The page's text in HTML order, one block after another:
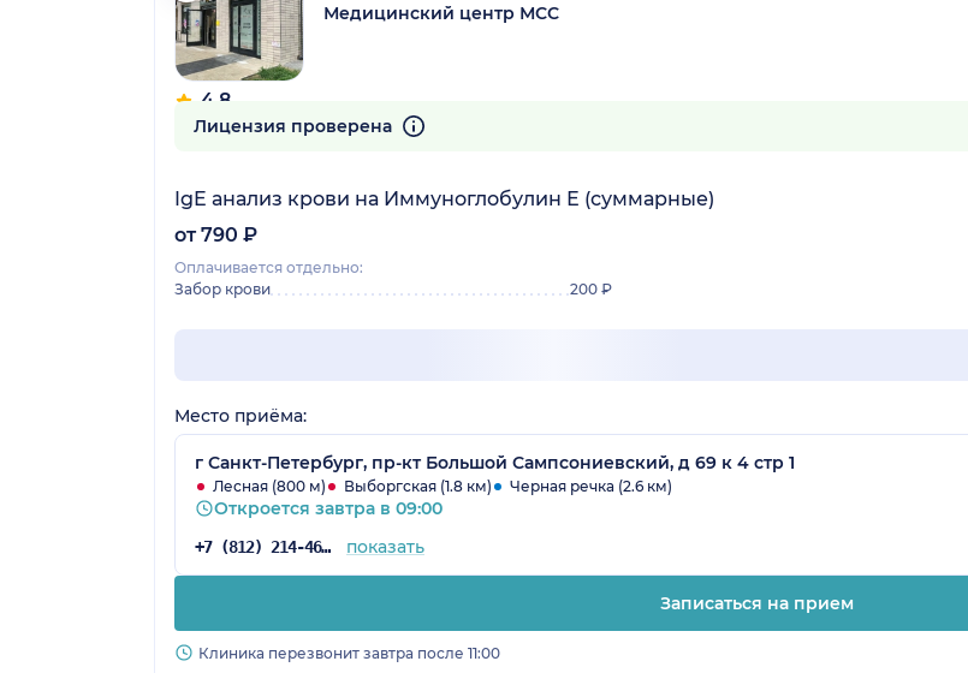
4.8
38 отзывов
Медицинский центр МСС
Лицензия проверена
IgE анализ крови на Иммуноглобулин Е (суммарные)
от 790 ₽
Оплачивается отдельно:
Забор крови
200 ₽
Место приёма:
г Санкт-Петербург, пр-кт Большой Сампсониевский, д 69 к 4 стр 1
Лесная (800 м) Выборгская (1.8 км) Черная речка (2.6 км)
Откроется завтра в 09:00
+7 (812) 214-46-41 показать
Записаться на прием
Клиника перезвонит завтра после 11:00